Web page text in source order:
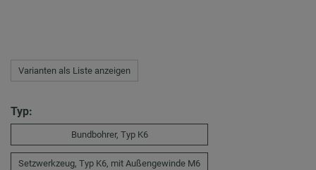
Varianten als Liste anzeigen
Typ:
Bundbohrer, Typ K6
Setzwerkzeug, Typ K6, mit Außengewinde M6